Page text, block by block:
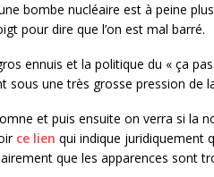
bombe nucléaire est à peine
pour dire que l’on est mal barré.
ennuis et la politique du « ça
sous une très grosse pression de
et puis ensuite on verra si la
ce lien qui indique juridiquement
que les apparences sont